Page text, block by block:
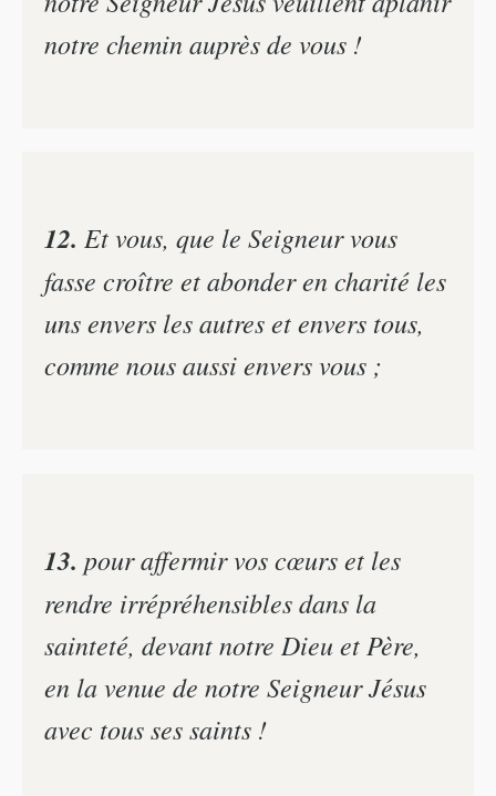
notre chemin auprès de vous !
12. Et vous, que le Seigneur vous
fasse croître et abonder en charité les
uns envers les autres et envers tous,
comme nous aussi envers vous ;
13. pour affermir vos cœurs et les
rendre irrépréhensibles dans la
sainteté, devant notre Dieu et Père,
en la venue de notre Seigneur Jésus
avec tous ses saints !